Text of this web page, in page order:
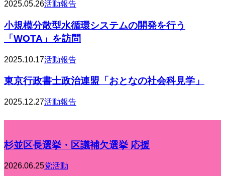
2025.05.26活動報告
小規模分散型水循環システムの開発を行う
「WOTA」を訪問
2025.10.17活動報告
東京行政書士政治連盟「おとなの社会科見学」
2025.12.27活動報告
杉並区長選挙・区議補欠選挙 応援
2026.06.25党活動